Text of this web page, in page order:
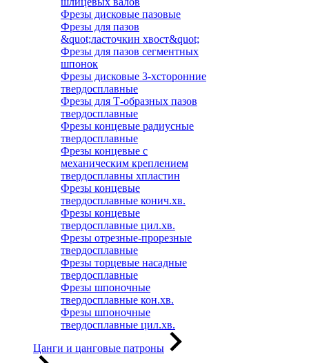
Фрезы дисковые пазовые
Фрезы для пазов
&quot;ласточкин хвост&quot;
Фрезы для пазов сегментных
шпонок
Фрезы дисковые 3-хсторонние
твердосплавные
Фрезы для Т-образных пазов
твердосплавные
Фрезы концевые радиусные
твердосплавные
Фрезы концевые с
механическим креплением
твердосплавны хпластин
Фрезы концевые
твердосплавные конич.хв.
Фрезы концевые
твердосплавные цил.хв.
Фрезы отрезные-прорезные
твердосплавные
Фрезы торцевые насадные
твердосплавные
Фрезы шпоночные
твердосплавные кон.хв.
Фрезы шпоночные
твердосплавные цил.хв.
Цанги и цанговые патроны